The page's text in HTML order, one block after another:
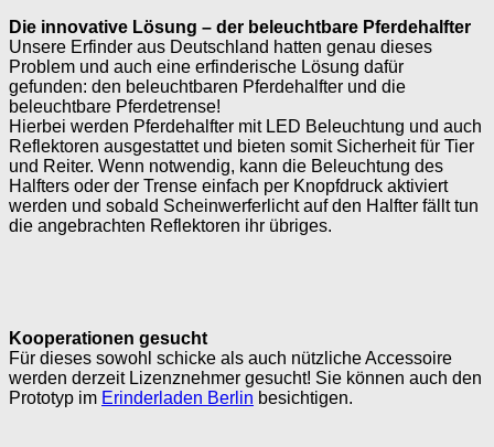
Die innovative Lösung – der beleuchtbare Pferdehalfter
Unsere Erfinder aus Deutschland hatten genau dieses
Problem und auch eine erfinderische Lösung dafür
gefunden: den beleuchtbaren Pferdehalfter und die
beleuchtbare Pferdetrense!
Hierbei werden Pferdehalfter mit LED Beleuchtung und auch
Reflektoren ausgestattet und bieten somit Sicherheit für Tier
und Reiter. Wenn notwendig, kann die Beleuchtung des
Halfters oder der Trense einfach per Knopfdruck aktiviert
werden und sobald Scheinwerferlicht auf den Halfter fällt tun
die angebrachten Reflektoren ihr übriges.
Kooperationen gesucht
Für dieses sowohl schicke als auch nützliche Accessoire
werden derzeit Lizenznehmer gesucht! Sie können auch den
Prototyp im Erinderladen Berlin besichtigen.